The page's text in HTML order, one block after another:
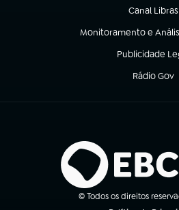
Canal Libras
(abre em
Monitoramento e
(abre em nova aba)
Publicidade
(abre em nova
Rádio Gov
(abre em
© Todos os direitos